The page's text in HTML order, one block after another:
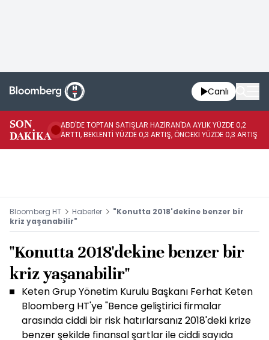
Canlı
SON
DAKİKA
ABD'DE TOPTAN SATIŞLAR HAZİRAN'DA AYLIK YÜZDE 0,2
ARTTI, BEKLENTİ YÜZDE 0,3 ARTIŞ, ÖNCEKİ YÜZDE 0,3 ARTIŞ
Bloomberg HT Haberler
"Konutta 2018'dekine benzer bir
kriz yaşanabilir"
"Konutta 2018'dekine benzer bir
kriz yaşanabilir"
Keten Grup Yönetim Kurulu Başkanı Ferhat Keten
Bloomberg HT'ye "Bence geliştirici firmalar
arasında ciddi bir risk hatırlarsanız 2018'deki krize
benzer şekilde finansal şartlar ile ciddi sayıda